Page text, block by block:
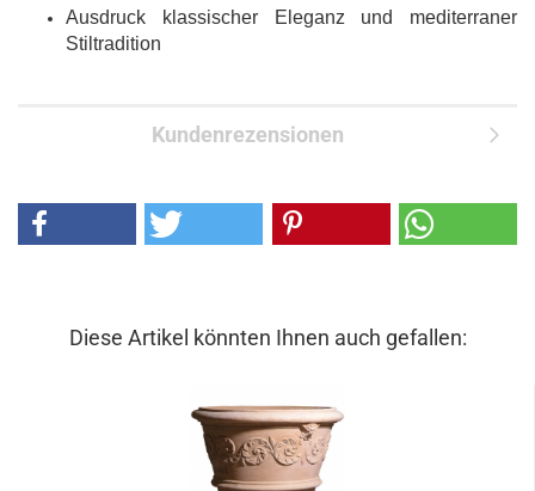
Ausdruck klassischer Eleganz und mediterraner
Stiltradition
Kundenrezensionen
Diese Artikel könnten Ihnen auch gefallen: